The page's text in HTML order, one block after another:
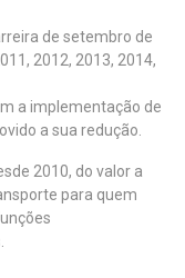
de setembro de
2012, 2013, 2014,
a implementação de
a sua redução.
2010, do valor a
para quem